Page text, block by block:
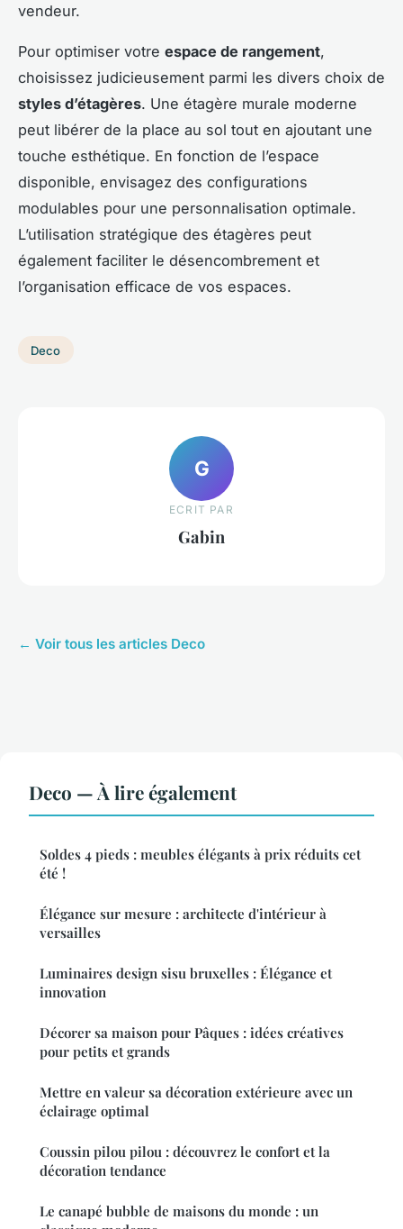
vendeur.
Pour optimiser votre espace de rangement,
choisissez judicieusement parmi les divers choix de
styles d’étagères. Une étagère murale moderne
peut libérer de la place au sol tout en ajoutant une
touche esthétique. En fonction de l’espace
disponible, envisagez des configurations
modulables pour une personnalisation optimale.
L’utilisation stratégique des étagères peut
également faciliter le désencombrement et
l’organisation efficace de vos espaces.
Deco
G
ECRIT PAR
Gabin
← Voir tous les articles Deco
Deco — À lire également
Soldes 4 pieds : meubles élégants à prix réduits cet
été !
Élégance sur mesure : architecte d'intérieur à
versailles
Luminaires design sisu bruxelles : Élégance et
innovation
Décorer sa maison pour Pâques : idées créatives
pour petits et grands
Mettre en valeur sa décoration extérieure avec un
éclairage optimal
Coussin pilou pilou : découvrez le confort et la
décoration tendance
Le canapé bubble de maisons du monde : un